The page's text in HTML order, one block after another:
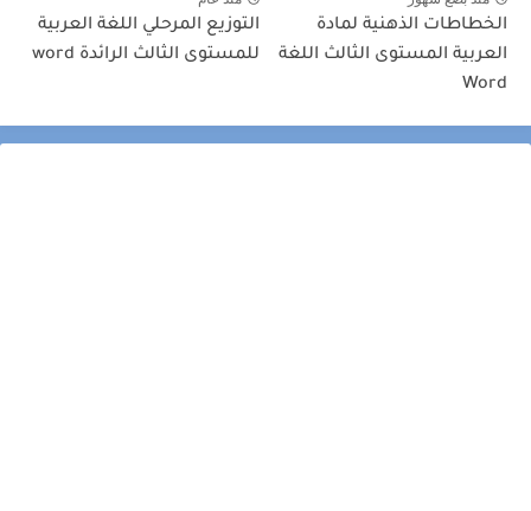
الخطاطات الذهنية لمادة
العربية المستوى الثالث اللغة
Word
التوزيع المرحلي اللغة العربية
للمستوى الثالث الرائدة word